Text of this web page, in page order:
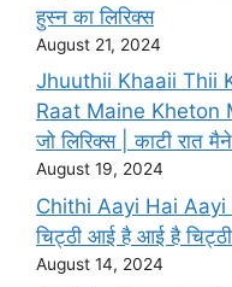
हुस्न का लिरिक्स
August 21, 2024
Jhuuthii Khaaii Thii
Raat Maine Kheton
जो लिरिक्स | काटी रात
August 19, 2024
Chithi Aayi Hai Aayi
चिट्ठी आई है आई है
August 14, 2024